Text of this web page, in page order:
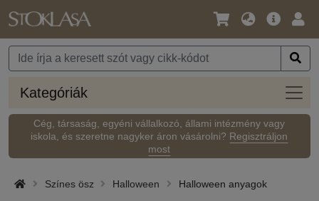
Nyelv
Pénznem
Fő
Kategóriák
Cég, társaság, egyéni vállalkozó, állami intézmény vagy
iskola, és szeretne nagyker áron vásárolni? Regisztráljon
most
Színes ösz Halloween Halloween anyagok